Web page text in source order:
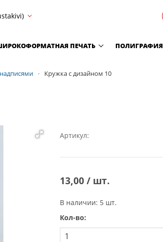
ПЕЧАТЬ ПОЛИГРАФИЯ
Кружка с дизайном 10
Артикул:
13,00 / шт.
В наличии: 5 шт.
Кол-во: